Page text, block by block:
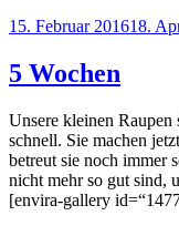
Veröffentlicht
15. Februar 201618.
5 Wochen
Unsere kleinen
schnell. Sie machen
betreut sie noch immer
nicht mehr so gut sind,
[envira-gallery